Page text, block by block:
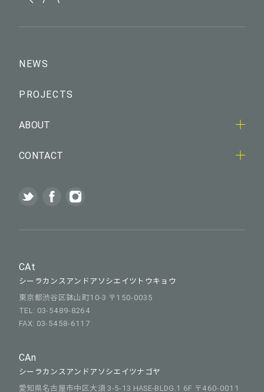
NEWS
PROJECTS
ABOUT
CONTACT
CAt
シーラカンスアンドアソシエイツトウキョウ
東京都渋谷区鉢山町10-3 〒150-0035
TEL: 03-5489-8264
FAX: 03-5458-6117
CAn
シーラカンスアンドアソシエイツナゴヤ
愛知県名古屋市中区大須 3-5-13 HASE-BLDG.1 6F 〒460-0011